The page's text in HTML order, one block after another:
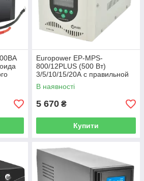
Europower EP-MPS-
800/12PLUS (500 Вт)
3/5/10/15/20А с правильной
синусоидой Джерело
безперебійного живлення
В наявності
5 670 ₴
Купити